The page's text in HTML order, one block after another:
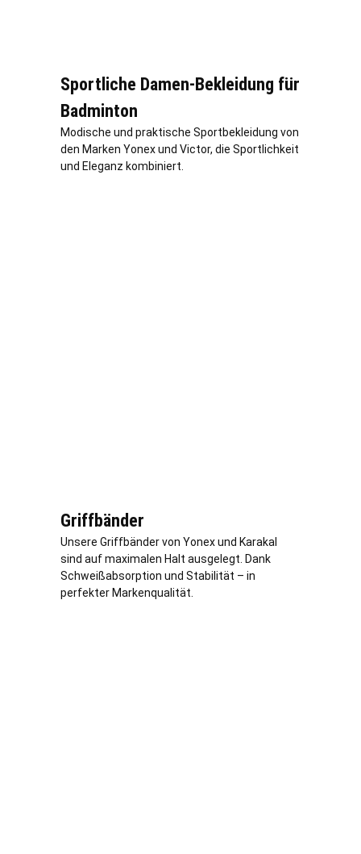
Sportliche Damen-Bekleidung für
Badminton
Modische und praktische Sportbekleidung von
den Marken Yonex und Victor, die Sportlichkeit
und Eleganz kombiniert.
Griffbänder
Unsere Griffbänder von Yonex und Karakal
sind auf maximalen Halt ausgelegt. Dank
Schweißabsorption und Stabilität – in
perfekter Markenqualität.